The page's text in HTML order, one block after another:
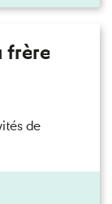
frère
de